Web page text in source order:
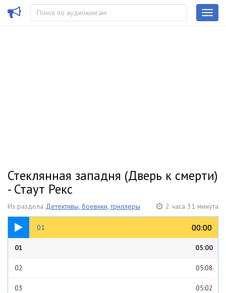
Стеклянная западня (Дверь к смерти)
- Стаут Рекс
Из раздела Детективы, боевики, триллеры 2 часа 31 минута
01 00:00
00:00
05:00
01 05:00
02 05:08
03 05:02